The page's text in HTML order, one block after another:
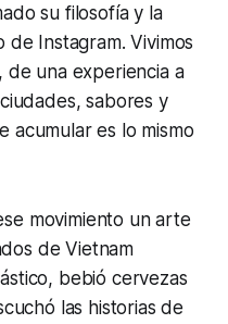
su filosofía y la
Instagram. Vivimos
una experiencia a
sabores y
acumular es lo mismo
movimiento un arte
de Vietnam
bebió cervezas
las historias de